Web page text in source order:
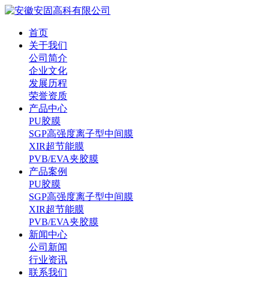
首页
关于我们
公司简介
企业文化
发展历程
荣誉资质
产品中心
PU胶膜
SGP高强度离子型中间膜
XIR超节能膜
PVB/EVA夹胶膜
产品案例
PU胶膜
SGP高强度离子型中间膜
XIR超节能膜
PVB/EVA夹胶膜
新闻中心
公司新闻
行业资讯
联系我们